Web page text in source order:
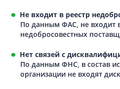
Не входит в реестр
По данным ФАС, не входит
недобросовестных
Нет связей с
По данным ФНС, в состав
организации не входят